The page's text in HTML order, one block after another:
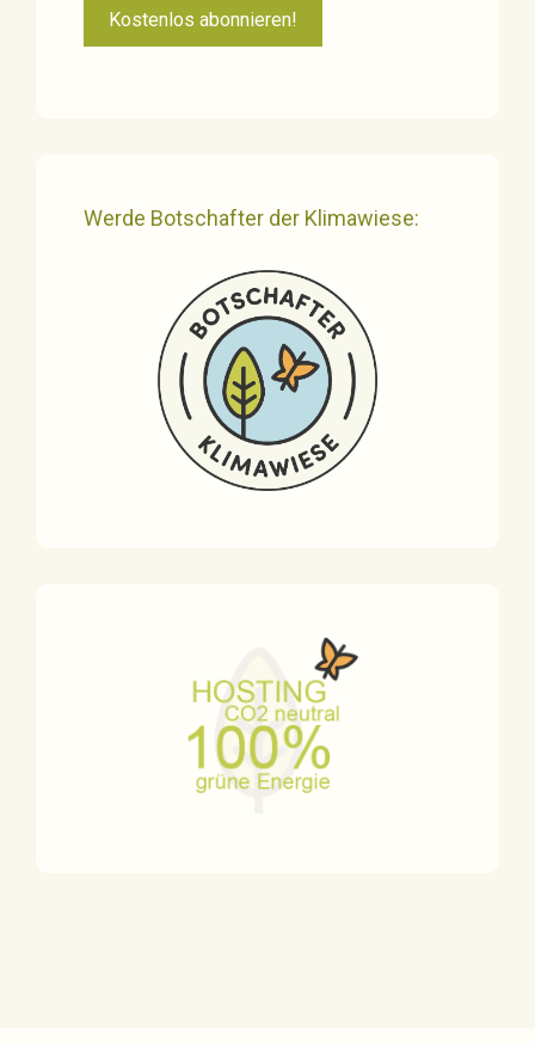
Werde Botschafter der Klimawiese: